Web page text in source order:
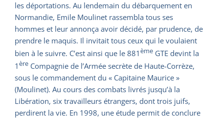
les déportations. Au lendemain du débarquement en
Normandie, Emile Moulinet rassembla tous ses
hommes et leur annonça avoir décidé, par prudence, de
prendre le maquis. Il invitait tous ceux qui le voulaient
bien à le suivre. C’est ainsi que le 881ème GTE devint la
1ère Compagnie de l’Armée secrète de Haute-Corrèze,
sous le commandement du « Capitaine Maurice »
(Moulinet). Au cours des combats livrés jusqu’à la
Libération, six travailleurs étrangers, dont trois juifs,
perdirent la vie. En 1998, une étude permit de conclure